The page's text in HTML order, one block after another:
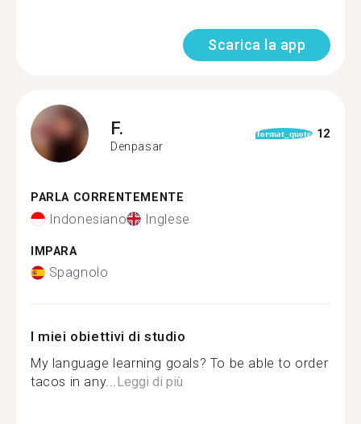
Scarica la app
F.
Denpasar
format_quote 12
PARLA CORRENTEMENTE
Indonesiano Inglese
IMPARA
Spagnolo
I miei obiettivi di studio
My language learning goals? To be able to order
tacos in any...Leggi di più